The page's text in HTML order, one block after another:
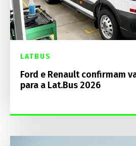
LATBUS
Ford e Renault confirmam
para a Lat.Bus 2026